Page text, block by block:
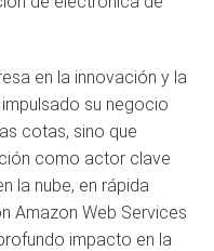
en la innovación y la
su negocio
cotas, sino que
como actor clave
la nube, en rápida
Amazon Web Services
impacto en la